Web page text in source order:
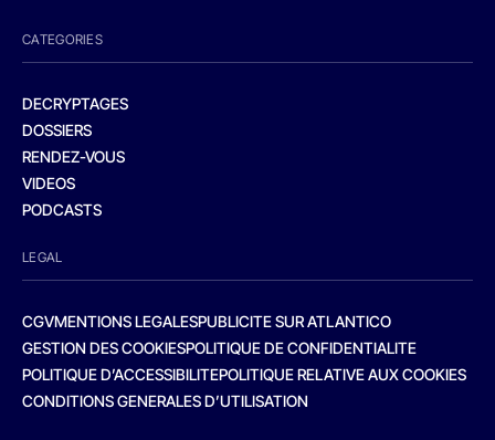
CATEGORIES
DECRYPTAGES
DOSSIERS
RENDEZ-VOUS
VIDEOS
PODCASTS
LEGAL
CGVMENTIONS LEGALESPUBLICITE SUR ATLANTICO
GESTION DES COOKIESPOLITIQUE DE CONFIDENTIALITE
POLITIQUE D’ACCESSIBILITEPOLITIQUE RELATIVE AUX COOKIES
CONDITIONS GENERALES D’UTILISATION